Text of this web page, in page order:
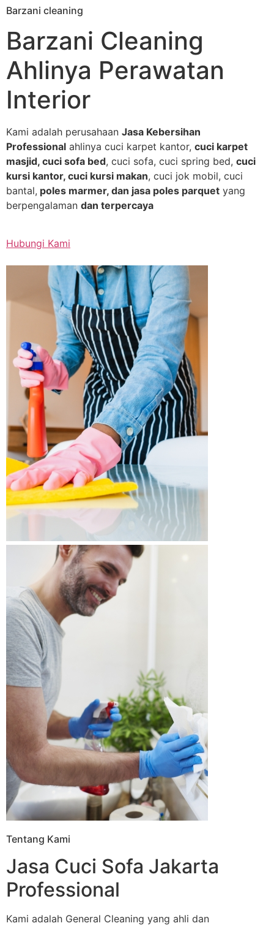
Skip
content
Barzani cleaning
Barzani Cleaning
Ahlinya Perawatan
Interior
Kami adalah perusahaan Jasa Kebersihan
Professional ahlinya cuci karpet kantor, cuci karpet
masjid, cuci sofa bed, cuci sofa, cuci spring bed, cuci
kursi kantor, cuci kursi makan, cuci jok mobil, cuci
bantal, poles marmer, dan jasa poles parquet yang
berpengalaman dan terpercaya
Hubungi Kami
Tentang Kami
Jasa Cuci Sofa Jakarta
Professional
Kami adalah General Cleaning yang ahli dan